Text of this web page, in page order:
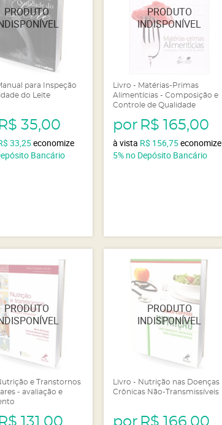
para Inspeção
do Leite
R$ 35,00
33,25economize
Bancário
Livro - Matérias-Primas
Alimentícias - Composição e
Controle de Qualidade
por R$ 165,00
à vista R$ 156,75economize
5% no Depósito Bancário
e Transtornos
- avaliação e
R$ 131,00
Livro - Nutrição nas Doenças
Crônicas Não-Transmissíveis
por R$ 166,00